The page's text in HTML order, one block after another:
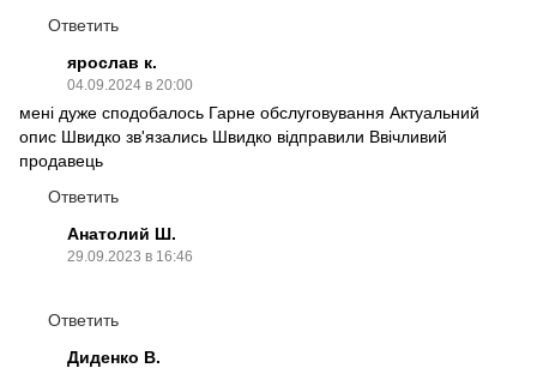
Ответить
ярослав к.
04.09.2024 в 20:00
мені дуже сподобалось Гарне обслуговування Актуальний
опис Швидко зв'язались Швидко відправили Ввічливий
продавець
Ответить
Анатолий Ш.
29.09.2023 в 16:46
Ответить
Диденко В.